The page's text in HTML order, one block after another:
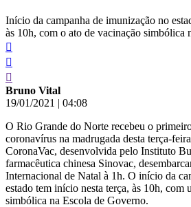
Início da campanha de imunização no
às 10h, com o ato de vacinação simbólica
Bruno Vital
19/01/2021 | 04:08
O Rio Grande do Norte recebeu o
coronavírus na madrugada desta terça-
CoronaVac, desenvolvida pelo Instituto
farmacêutica chinesa Sinovac,
Internacional de Natal à 1h. O início da
estado tem início nesta terça, às 10h, com
simbólica na Escola de Governo.